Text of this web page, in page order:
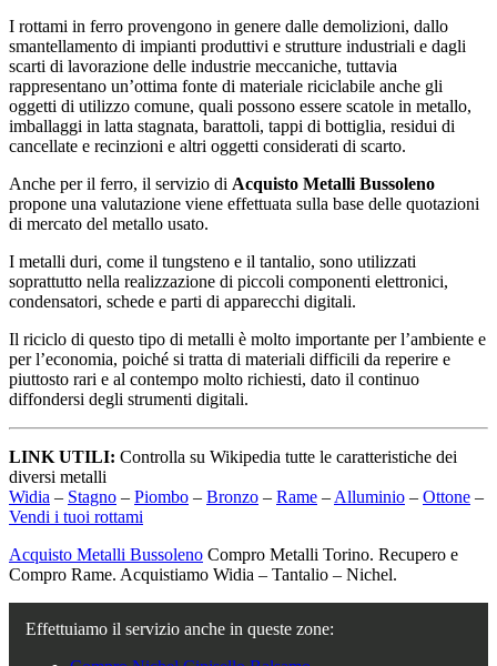
I rottami in ferro provengono in genere dalle demolizioni, dallo
smantellamento di impianti produttivi e strutture industriali e dagli
scarti di lavorazione delle industrie meccaniche, tuttavia
rappresentano un’ottima fonte di materiale riciclabile anche gli
oggetti di utilizzo comune, quali possono essere scatole in metallo,
imballaggi in latta stagnata, barattoli, tappi di bottiglia, residui di
cancellate e recinzioni e altri oggetti considerati di scarto.
Anche per il ferro, il servizio di Acquisto Metalli Bussoleno
propone una valutazione viene effettuata sulla base delle quotazioni
di mercato del metallo usato.
I metalli duri, come il tungsteno e il tantalio, sono utilizzati
soprattutto nella realizzazione di piccoli componenti elettronici,
condensatori, schede e parti di apparecchi digitali.
Il riciclo di questo tipo di metalli è molto importante per l’ambiente e
per l’economia, poiché si tratta di materiali difficili da reperire e
piuttosto rari e al contempo molto richiesti, dato il continuo
diffondersi degli strumenti digitali.
LINK UTILI: Controlla su Wikipedia tutte le caratteristiche dei
diversi metalli
Widia – Stagno – Piombo – Bronzo – Rame – Alluminio – Ottone –
Vendi i tuoi rottami
Acquisto Metalli Bussoleno Compro Metalli Torino. Recupero e
Compro Rame. Acquistiamo Widia – Tantalio – Nichel.
Effettuiamo il servizio anche in queste zone: